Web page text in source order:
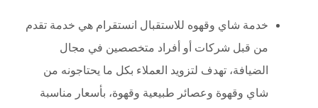
خدمة شاي وقهوه للاستقبال انستقرام هي خدمة تقدم
من قبل شركات أو أفراد متخصصين في مجال
الضيافة، تهدف لتزويد العملاء بكل ما يحتاجونه من
شاي وقهوة وعصائر طبيعية وقهوة، بأسعار مناسبة